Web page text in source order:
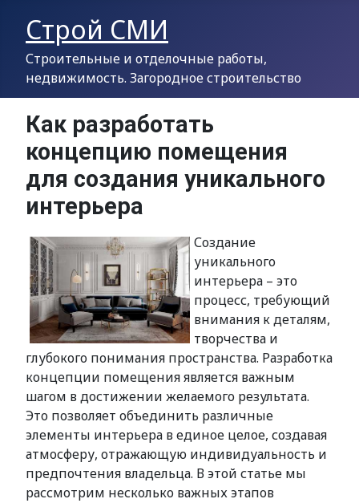
Строй СМИ
Строительные и отделочные работы,
недвижимость. Загородное строительство
Как разработать
концепцию помещения
для создания уникального
интерьера
Создание
уникального
интерьера – это
процесс, требующий
внимания к деталям,
творчества и
глубокого понимания пространства. Разработка
концепции помещения является важным
шагом в достижении желаемого результата.
Это позволяет объединить различные
элементы интерьера в единое целое, создавая
атмосферу, отражающую индивидуальность и
предпочтения владельца. В этой статье мы
рассмотрим несколько важных этапов